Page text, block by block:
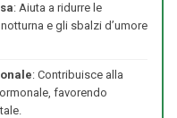
: Aiuta a ridurre le
e gli sbalzi d’umore
: Contribuisce alla
favorendo